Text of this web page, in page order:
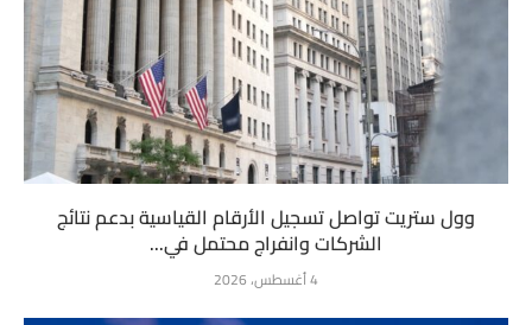
وول ستريت تواصل تسجيل الأرقام القياسية بدعم نتائج
الشركات وانفراج محتمل في...
4 أغسطس، 2026